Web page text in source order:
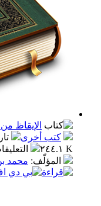
الإيقاظ من الهجعة
أخرى
تاريخ الإنشاء :
التعليقات:٠
محمد بن الحسن